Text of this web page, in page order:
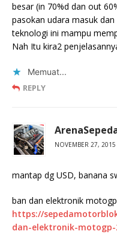
besar (in 70%d dan out
pasokan udara masuk
teknologi ini mampu
Nah Itu kira2
Memuat...
REPLY
NOVEMBER 27,
mantap dg USD, banana
ban dan elektronik
https://
dan-elektronik-motogp-